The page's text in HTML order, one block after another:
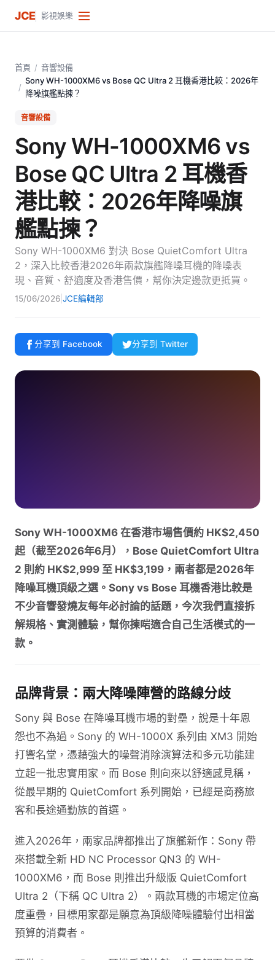
JCE 影視娛樂
首頁 / 音響設備
/
Sony WH-1000XM6 vs Bose QC Ultra 2 耳機香港比較：2026年
降噪旗艦點揀？
音響設備
Sony WH-1000XM6 vs
Bose QC Ultra 2 耳機香
港比較：2026年降噪旗
艦點揀？
Sony WH-1000XM6 對決 Bose QuietComfort Ultra
2，深入比較香港2026年兩款旗艦降噪耳機的降噪表
現、音質、舒適度及香港售價，幫你決定邊款更抵買。
15/06/2026 JCE編輯部
分享到 Facebook 分享到 Twitter
Sony WH-1000XM6 在香港市場售價約 HK$2,450
起（截至2026年6月），Bose QuietComfort Ultra
2 則約 HK$2,999 至 HK$3,199，兩者都是2026年
降噪耳機頂級之選。Sony vs Bose 耳機香港比較是
不少音響發燒友每年必討論的話題，今次我們直接拆
解規格、實測體驗，幫你揀啱適合自己生活模式的一
款。
品牌背景：兩大降噪陣營的路線分歧
Sony 與 Bose 在降噪耳機市場的對壘，說是十年恩
怨也不為過。Sony 的 WH-1000X 系列由 XM3 開始
打響名堂，憑藉強大的噪聲消除演算法和多元功能建
立起一批忠實用家。而 Bose 則向來以舒適感見稱，
從最早期的 QuietComfort 系列開始，已經是商務旅
客和長途通勤族的首選。
進入2026年，兩家品牌都推出了旗艦新作：Sony 帶
來搭載全新 HD NC Processor QN3 的 WH-
1000XM6，而 Bose 則推出升級版 QuietComfort
Ultra 2（下稱 QC Ultra 2）。兩款耳機的市場定位高
度重疊，目標用家都是願意為頂級降噪體驗付出相當
預算的消費者。